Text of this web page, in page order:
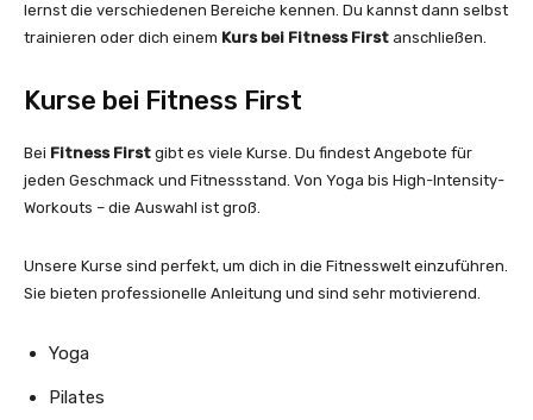
lernst die verschiedenen Bereiche kennen. Du kannst dann selbst
trainieren oder dich einem Kurs bei Fitness First anschließen.
Kurse bei Fitness First
Bei Fitness First gibt es viele Kurse. Du findest Angebote für
jeden Geschmack und Fitnessstand. Von Yoga bis High-Intensity-
Workouts – die Auswahl ist groß.
Unsere Kurse sind perfekt, um dich in die Fitnesswelt einzuführen.
Sie bieten professionelle Anleitung und sind sehr motivierend.
Yoga
Pilates